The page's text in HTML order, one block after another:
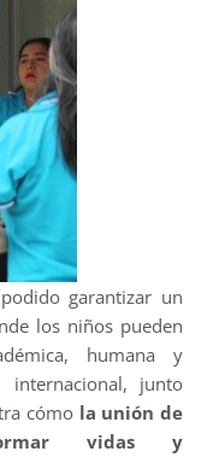
garantizar un
los niños pueden
humana y
internacional, junto
cómo la unión de
vidas y